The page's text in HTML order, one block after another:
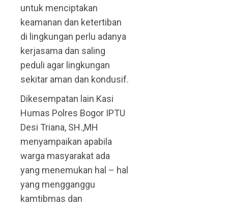
untuk menciptakan
keamanan dan ketertiban
di lingkungan perlu adanya
kerjasama dan saling
peduli agar lingkungan
sekitar aman dan kondusif.
Dikesempatan lain Kasi
Humas Polres Bogor IPTU
Desi Triana, SH.,MH
menyampaikan apabila
warga masyarakat ada
yang menemukan hal – hal
yang mengganggu
kamtibmas dan